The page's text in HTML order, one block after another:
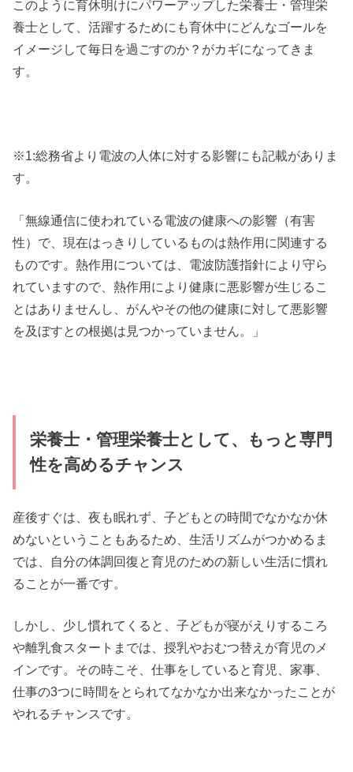
このように育休明けにパワーアップした栄養士・管理栄
養士として、活躍するためにも育休中にどんなゴールを
イメージして毎日を過ごすのか？がカギになってきま
す。
※1:総務省より電波の人体に対する影響にも記載がありま
す。
「無線通信に使われている電波の健康への影響（有害
性）で、現在はっきりしているものは熱作用に関連する
ものです。熱作用については、電波防護指針により守ら
れていますので、熱作用により健康に悪影響が生じるこ
とはありませんし、がんやその他の健康に対して悪影響
を及ぼすとの根拠は見つかっていません。」
栄養士・管理栄養士として、もっと専門
性を高めるチャンス
産後すぐは、夜も眠れず、子どもとの時間でなかなか休
めないということもあるため、生活リズムがつかめるま
では、自分の体調回復と育児のための新しい生活に慣れ
ることが一番です。
しかし、少し慣れてくると、子どもが寝がえりするころ
や離乳食スタートまでは、授乳やおむつ替えが育児のメ
インです。その時こそ、仕事をしていると育児、家事、
仕事の3つに時間をとられてなかなか出来なかったことが
やれるチャンスです。